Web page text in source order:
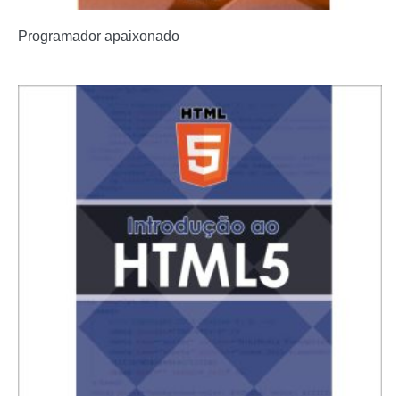
Programador apaixonado